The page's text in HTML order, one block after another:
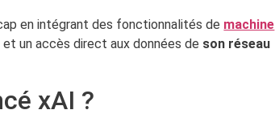
en intégrant des fonctionnalités de machine
et un accès direct aux données de son réseau
xAI ?